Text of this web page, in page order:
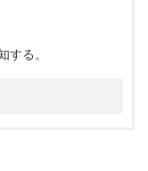
する。